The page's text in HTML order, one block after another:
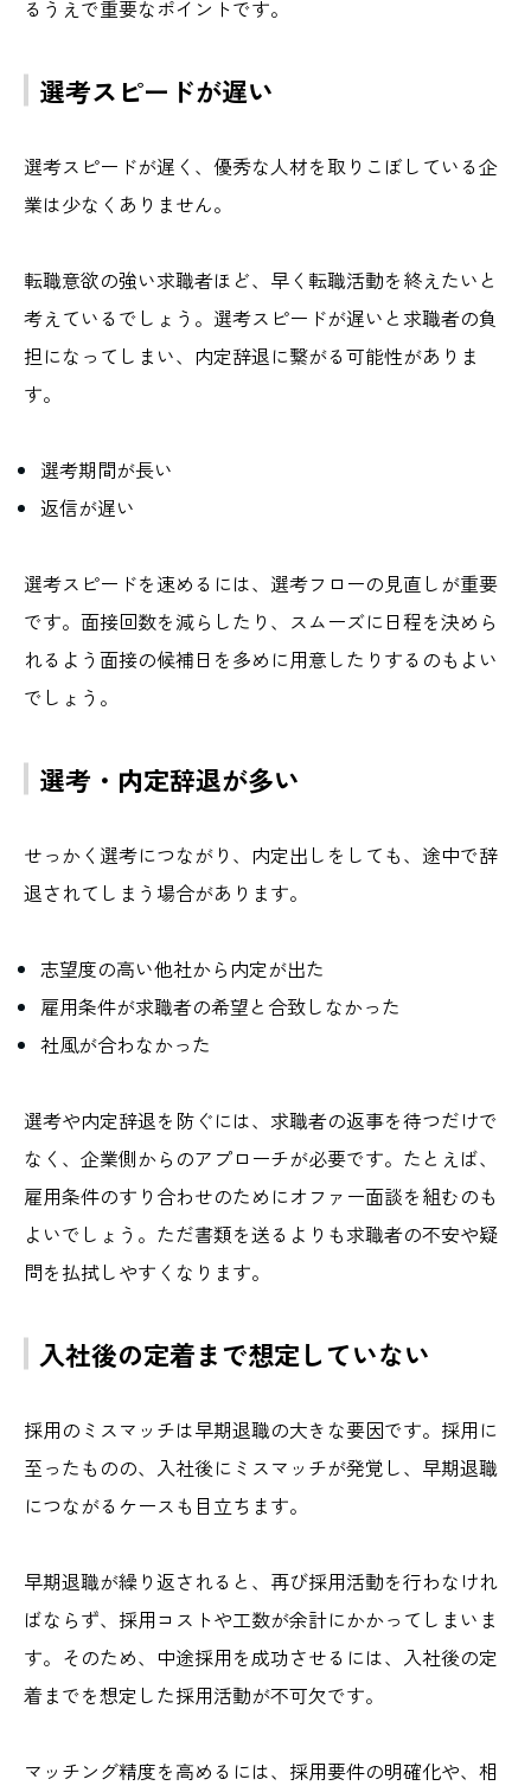
るうえで重要なポイントです。
選考スピードが遅い
選考スピードが遅く、優秀な人材を取りこぼしている企
業は少なくありません。
転職意欲の強い求職者ほど、早く転職活動を終えたいと
考えているでしょう。選考スピードが遅いと求職者の負
担になってしまい、内定辞退に繋がる可能性がありま
す。
選考期間が長い
返信が遅い
選考スピードを速めるには、選考フローの見直しが重要
です。面接回数を減らしたり、スムーズに日程を決めら
れるよう面接の候補日を多めに用意したりするのもよい
でしょう。
選考・内定辞退が多い
せっかく選考につながり、内定出しをしても、途中で辞
退されてしまう場合があります。
志望度の高い他社から内定が出た
雇用条件が求職者の希望と合致しなかった
社風が合わなかった
選考や内定辞退を防ぐには、求職者の返事を待つだけで
なく、企業側からのアプローチが必要です。たとえば、
雇用条件のすり合わせのためにオファー面談を組むのも
よいでしょう。ただ書類を送るよりも求職者の不安や疑
問を払拭しやすくなります。
入社後の定着まで想定していない
採用のミスマッチは早期退職の大きな要因です。採用に
至ったものの、入社後にミスマッチが発覚し、早期退職
につながるケースも目立ちます。
早期退職が繰り返されると、再び採用活動を行わなけれ
ばならず、採用コストや工数が余計にかかってしまいま
す。そのため、中途採用を成功させるには、入社後の定
着までを想定した採用活動が不可欠です。
マッチング精度を高めるには、採用要件の明確化や、相